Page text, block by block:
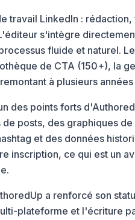
travail LinkedIn :
s'intègre
fluide et naturel.
de CTA (150+), la
à plusieurs
des points forts
posts, des graphiques
et des données
inscription, ce qui est un
a renforcé son
plateforme et l'écriture